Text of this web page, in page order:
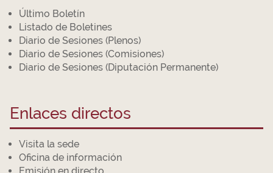
Último Boletín
Listado de Boletines
Diario de Sesiones (Plenos)
Diario de Sesiones (Comisiones)
Diario de Sesiones (Diputación Permanente)
Enlaces directos
Visita la sede
Oficina de información